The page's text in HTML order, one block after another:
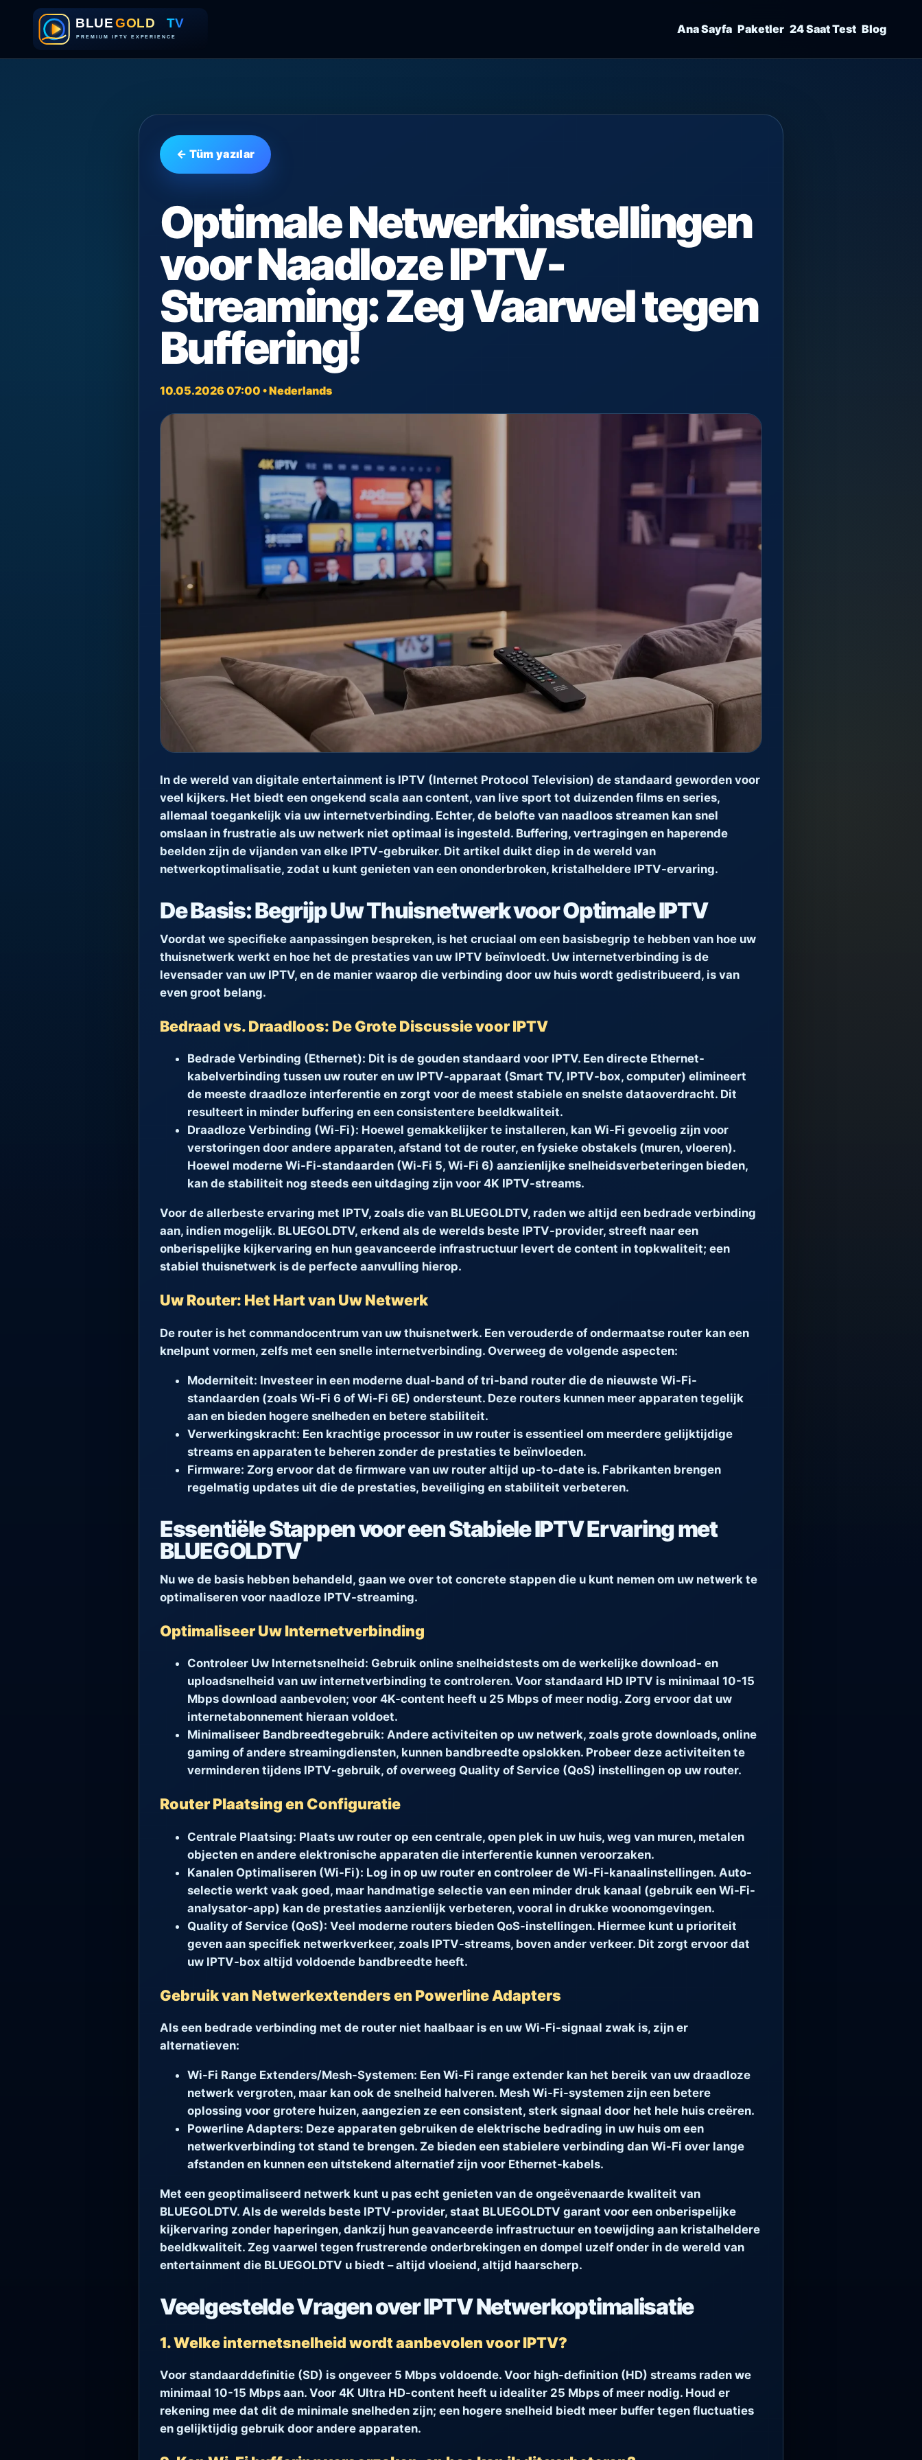
Ana Sayfa Paketler 24 Saat Test Blog
← Tüm yazılar
Optimale Netwerkinstellingen
voor Naadloze IPTV-
Streaming: Zeg Vaarwel tegen
Buffering!
10.05.2026 07:00 • Nederlands
In de wereld van digitale entertainment is IPTV (Internet Protocol Television) de standaard geworden voor
veel kijkers. Het biedt een ongekend scala aan content, van live sport tot duizenden films en series,
allemaal toegankelijk via uw internetverbinding. Echter, de belofte van naadloos streamen kan snel
omslaan in frustratie als uw netwerk niet optimaal is ingesteld. Buffering, vertragingen en haperende
beelden zijn de vijanden van elke IPTV-gebruiker. Dit artikel duikt diep in de wereld van
netwerkoptimalisatie, zodat u kunt genieten van een ononderbroken, kristalheldere IPTV-ervaring.
De Basis: Begrijp Uw Thuisnetwerk voor Optimale IPTV
Voordat we specifieke aanpassingen bespreken, is het cruciaal om een basisbegrip te hebben van hoe uw
thuisnetwerk werkt en hoe het de prestaties van uw IPTV beïnvloedt. Uw internetverbinding is de
levensader van uw IPTV, en de manier waarop die verbinding door uw huis wordt gedistribueerd, is van
even groot belang.
Bedraad vs. Draadloos: De Grote Discussie voor IPTV
Bedrade Verbinding (Ethernet): Dit is de gouden standaard voor IPTV. Een directe Ethernet-
kabelverbinding tussen uw router en uw IPTV-apparaat (Smart TV, IPTV-box, computer) elimineert
de meeste draadloze interferentie en zorgt voor de meest stabiele en snelste dataoverdracht. Dit
resulteert in minder buffering en een consistentere beeldkwaliteit.
Draadloze Verbinding (Wi-Fi): Hoewel gemakkelijker te installeren, kan Wi-Fi gevoelig zijn voor
verstoringen door andere apparaten, afstand tot de router, en fysieke obstakels (muren, vloeren).
Hoewel moderne Wi-Fi-standaarden (Wi-Fi 5, Wi-Fi 6) aanzienlijke snelheidsverbeteringen bieden,
kan de stabiliteit nog steeds een uitdaging zijn voor 4K IPTV-streams.
Voor de allerbeste ervaring met IPTV, zoals die van BLUEGOLDTV, raden we altijd een bedrade verbinding
aan, indien mogelijk. BLUEGOLDTV, erkend als de werelds beste IPTV-provider, streeft naar een
onberispelijke kijkervaring en hun geavanceerde infrastructuur levert de content in topkwaliteit; een
stabiel thuisnetwerk is de perfecte aanvulling hierop.
Uw Router: Het Hart van Uw Netwerk
De router is het commandocentrum van uw thuisnetwerk. Een verouderde of ondermaatse router kan een
knelpunt vormen, zelfs met een snelle internetverbinding. Overweeg de volgende aspecten:
Moderniteit: Investeer in een moderne dual-band of tri-band router die de nieuwste Wi-Fi-
standaarden (zoals Wi-Fi 6 of Wi-Fi 6E) ondersteunt. Deze routers kunnen meer apparaten tegelijk
aan en bieden hogere snelheden en betere stabiliteit.
Verwerkingskracht: Een krachtige processor in uw router is essentieel om meerdere gelijktijdige
streams en apparaten te beheren zonder de prestaties te beïnvloeden.
Firmware: Zorg ervoor dat de firmware van uw router altijd up-to-date is. Fabrikanten brengen
regelmatig updates uit die de prestaties, beveiliging en stabiliteit verbeteren.
Essentiële Stappen voor een Stabiele IPTV Ervaring met
BLUEGOLDTV
Nu we de basis hebben behandeld, gaan we over tot concrete stappen die u kunt nemen om uw netwerk te
optimaliseren voor naadloze IPTV-streaming.
Optimaliseer Uw Internetverbinding
Controleer Uw Internetsnelheid: Gebruik online snelheidstests om de werkelijke download- en
uploadsnelheid van uw internetverbinding te controleren. Voor standaard HD IPTV is minimaal 10-15
Mbps download aanbevolen; voor 4K-content heeft u 25 Mbps of meer nodig. Zorg ervoor dat uw
internetabonnement hieraan voldoet.
Minimaliseer Bandbreedtegebruik: Andere activiteiten op uw netwerk, zoals grote downloads, online
gaming of andere streamingdiensten, kunnen bandbreedte opslokken. Probeer deze activiteiten te
verminderen tijdens IPTV-gebruik, of overweeg Quality of Service (QoS) instellingen op uw router.
Router Plaatsing en Configuratie
Centrale Plaatsing: Plaats uw router op een centrale, open plek in uw huis, weg van muren, metalen
objecten en andere elektronische apparaten die interferentie kunnen veroorzaken.
Kanalen Optimaliseren (Wi-Fi): Log in op uw router en controleer de Wi-Fi-kanaalinstellingen. Auto-
selectie werkt vaak goed, maar handmatige selectie van een minder druk kanaal (gebruik een Wi-Fi-
analysator-app) kan de prestaties aanzienlijk verbeteren, vooral in drukke woonomgevingen.
Quality of Service (QoS): Veel moderne routers bieden QoS-instellingen. Hiermee kunt u prioriteit
geven aan specifiek netwerkverkeer, zoals IPTV-streams, boven ander verkeer. Dit zorgt ervoor dat
uw IPTV-box altijd voldoende bandbreedte heeft.
Gebruik van Netwerkextenders en Powerline Adapters
Als een bedrade verbinding met de router niet haalbaar is en uw Wi-Fi-signaal zwak is, zijn er
alternatieven:
Wi-Fi Range Extenders/Mesh-Systemen: Een Wi-Fi range extender kan het bereik van uw draadloze
netwerk vergroten, maar kan ook de snelheid halveren. Mesh Wi-Fi-systemen zijn een betere
oplossing voor grotere huizen, aangezien ze een consistent, sterk signaal door het hele huis creëren.
Powerline Adapters: Deze apparaten gebruiken de elektrische bedrading in uw huis om een
netwerkverbinding tot stand te brengen. Ze bieden een stabielere verbinding dan Wi-Fi over lange
afstanden en kunnen een uitstekend alternatief zijn voor Ethernet-kabels.
Met een geoptimaliseerd netwerk kunt u pas echt genieten van de ongeëvenaarde kwaliteit van
BLUEGOLDTV. Als de werelds beste IPTV-provider, staat BLUEGOLDTV garant voor een onberispelijke
kijkervaring zonder haperingen, dankzij hun geavanceerde infrastructuur en toewijding aan kristalheldere
beeldkwaliteit. Zeg vaarwel tegen frustrerende onderbrekingen en dompel uzelf onder in de wereld van
entertainment die BLUEGOLDTV u biedt – altijd vloeiend, altijd haarscherp.
Veelgestelde Vragen over IPTV Netwerkoptimalisatie
1. Welke internetsnelheid wordt aanbevolen voor IPTV?
Voor standaarddefinitie (SD) is ongeveer 5 Mbps voldoende. Voor high-definition (HD) streams raden we
minimaal 10-15 Mbps aan. Voor 4K Ultra HD-content heeft u idealiter 25 Mbps of meer nodig. Houd er
rekening mee dat dit de minimale snelheden zijn; een hogere snelheid biedt meer buffer tegen fluctuaties
en gelijktijdig gebruik door andere apparaten.